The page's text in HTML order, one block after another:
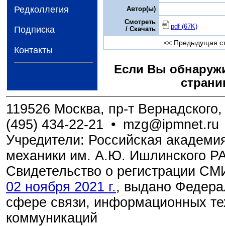
Редколлегия
Подписка
Контакты
Автор(ы)
Смотреть
/ Скачать
pdf (67K)
<< Предыдущая
Если Вы
119526 Москва, пр-т
(495) 434-22-21 • mzg@ipmnet.ru
Учредители: Российская
механики им. А.Ю. Ишлинского
Свидетельство о регистрации
02 ноября 2021 г., выдано
сфере связи, информационных
коммуникаций